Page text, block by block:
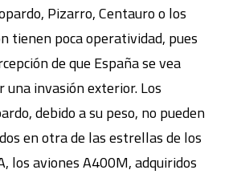
Pizarro, Centauro o los
tienen poca operatividad, pues
de que España se vea
una invasión exterior. Los
debido a su peso, no pueden
en otra de las estrellas de los
los aviones A400M, adquiridos